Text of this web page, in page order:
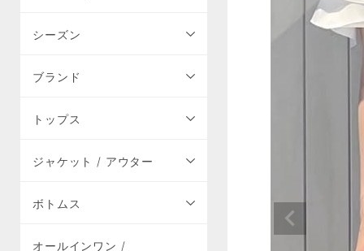
シーズン
ブランド
トップス
ジャケット / アウター
ボトムス
オールインワン /